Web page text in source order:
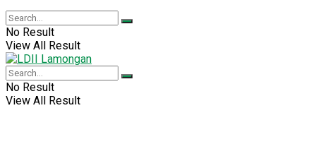
No Result
View All Result
No Result
View All Result